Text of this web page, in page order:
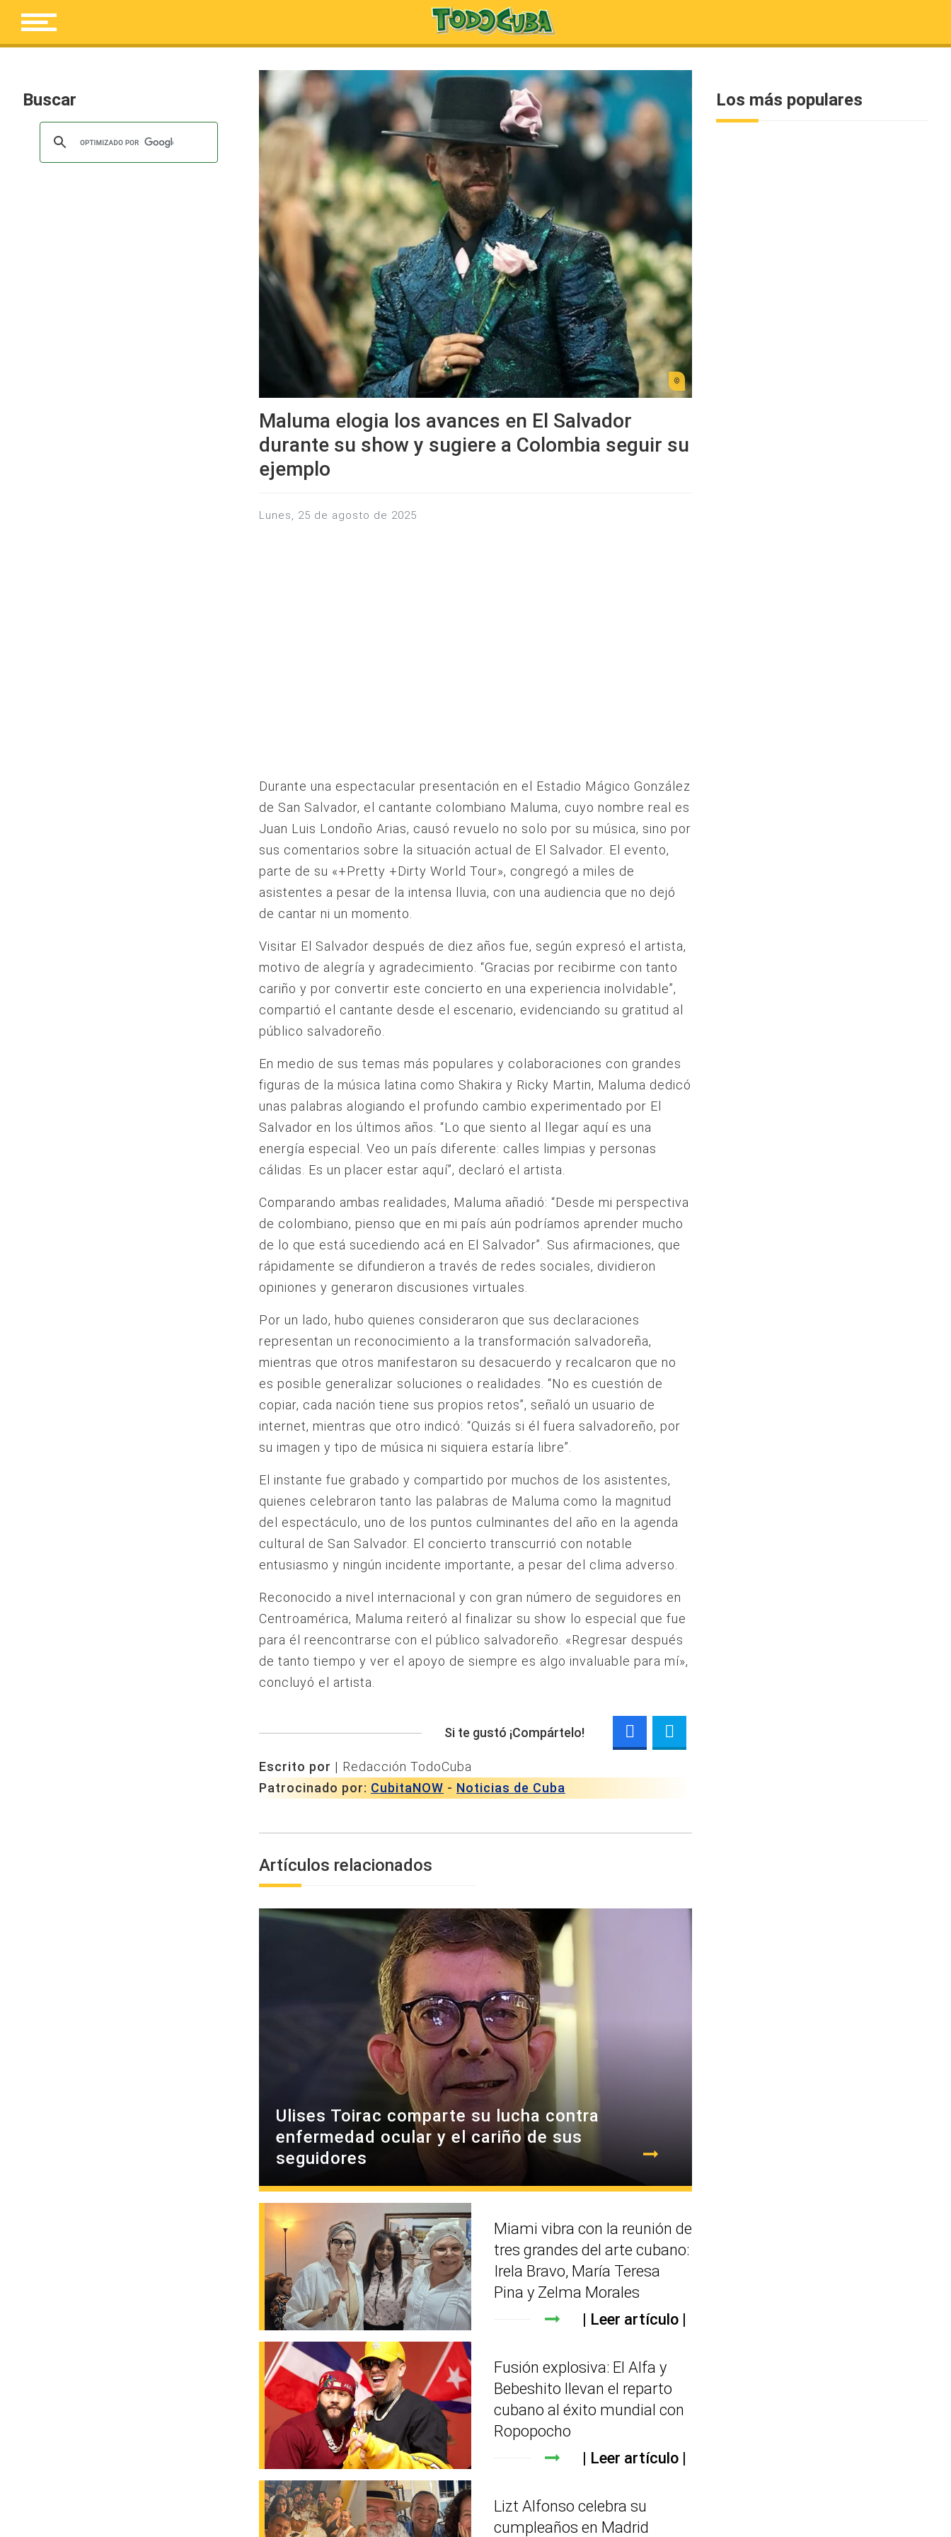
Buscar
Maluma elogia los avances en El Salvador
durante su show y sugiere a Colombia seguir su
ejemplo
lunes, 25 de agosto de 2025
Durante una espectacular presentación en el Estadio Mágico González
de San Salvador, el cantante colombiano Maluma, cuyo nombre real es
Juan Luis Londoño Arias, causó revuelo no solo por su música, sino por
sus comentarios sobre la situación actual de El Salvador. El evento,
parte de su «+Pretty +Dirty World Tour», congregó a miles de
asistentes a pesar de la intensa lluvia, con una audiencia que no dejó
de cantar ni un momento.
Visitar El Salvador después de diez años fue, según expresó el artista,
motivo de alegría y agradecimiento. “Gracias por recibirme con tanto
cariño y por convertir este concierto en una experiencia inolvidable”,
compartió el cantante desde el escenario, evidenciando su gratitud al
público salvadoreño.
En medio de sus temas más populares y colaboraciones con grandes
figuras de la música latina como Shakira y Ricky Martin, Maluma dedicó
unas palabras alogiando el profundo cambio experimentado por El
Salvador en los últimos años. “Lo que siento al llegar aquí es una
energía especial. Veo un país diferente: calles limpias y personas
cálidas. Es un placer estar aquí”, declaró el artista.
Comparando ambas realidades, Maluma añadió: “Desde mi perspectiva
de colombiano, pienso que en mi país aún podríamos aprender mucho
de lo que está sucediendo acá en El Salvador”. Sus afirmaciones, que
rápidamente se difundieron a través de redes sociales, dividieron
opiniones y generaron discusiones virtuales.
Por un lado, hubo quienes consideraron que sus declaraciones
representan un reconocimiento a la transformación salvadoreña,
mientras que otros manifestaron su desacuerdo y recalcaron que no
es posible generalizar soluciones o realidades. “No es cuestión de
copiar, cada nación tiene sus propios retos”, señaló un usuario de
internet, mientras que otro indicó: “Quizás si él fuera salvadoreño, por
su imagen y tipo de música ni siquiera estaría libre”.
El instante fue grabado y compartido por muchos de los asistentes,
quienes celebraron tanto las palabras de Maluma como la magnitud
del espectáculo, uno de los puntos culminantes del año en la agenda
cultural de San Salvador. El concierto transcurrió con notable
entusiasmo y ningún incidente importante, a pesar del clima adverso.
Reconocido a nivel internacional y con gran número de seguidores en
Centroamérica, Maluma reiteró al finalizar su show lo especial que fue
para él reencontrarse con el público salvadoreño. «Regresar después
de tanto tiempo y ver el apoyo de siempre es algo invaluable para mí»,
concluyó el artista.
Si te gustó ¡Compártelo!
Escrito por | Redacción TodoCuba
Patrocinado por: CubitaNOW - Noticias de Cuba
Artículos relacionados
Ulises Toirac comparte su lucha contra
enfermedad ocular y el cariño de sus
seguidores
Miami vibra con la reunión de
tres grandes del arte cubano:
Irela Bravo, María Teresa
Pina y Zelma Morales
Leer artículo
Fusión explosiva: El Alfa y
Bebeshito llevan el reparto
cubano al éxito mundial con
Ropopocho
Leer artículo
Lizt Alfonso celebra su
cumpleaños en Madrid
Los más populares